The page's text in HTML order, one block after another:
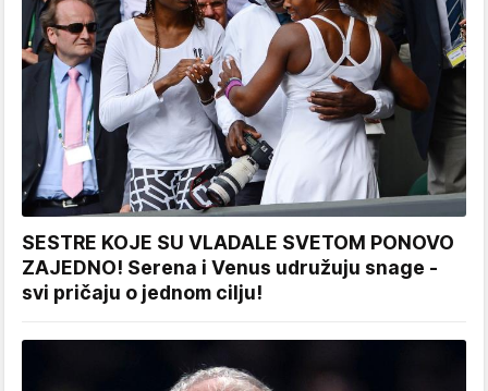
SESTRE KOJE SU VLADALE SVETOM PONOVO
ZAJEDNO! Serena i Venus udružuju snage -
svi pričaju o jednom cilju!